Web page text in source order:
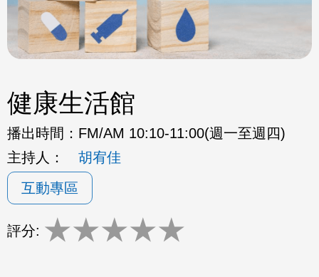
健康生活館
播出時間： FM/AM 10:10-11:00(週一至週四)
主持人：
胡宥佳
互動專區
評分: ★★★★★